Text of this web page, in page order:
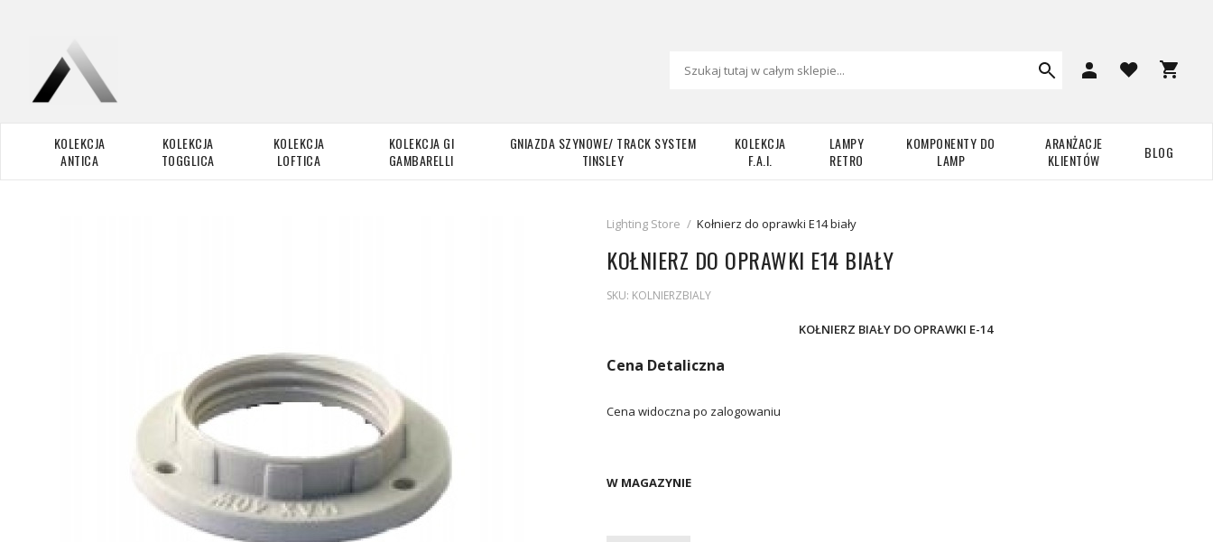
KOLEKCJA
ANTICA
KOLEKCJA
TOGGLICA
KOLEKCJA
LOFTICA
KOLEKCJA GI
GAMBARELLI
GNIAZDA SZYNOWE/ TRACK SYSTEM
TINSLEY
KOLEKCJA
F.A.I.
LAMPY
RETRO
KOMPONENTY DO
LAMP
ARANŻACJE
KLIENTÓW
BLOG
Lighting Store / Kołnierz do oprawki E14 biały
KOŁNIERZ DO OPRAWKI E14 BIAŁY
SKU: KOLNIERZBIALY
KOŁNIERZ BIAŁY DO OPRAWKI E-14
Cena Detaliczna
Cena widoczna po zalogowaniu
W MAGAZYNIE